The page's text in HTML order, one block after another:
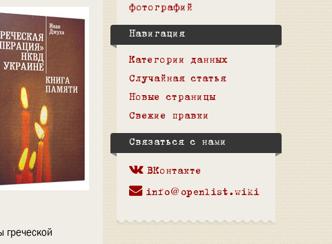
греческой
фотографий
Навигация
Категории данных
Случайная статья
Новые страницы
Свежие правки
Связаться с нами
ВКонтакте
info@openlist.wiki